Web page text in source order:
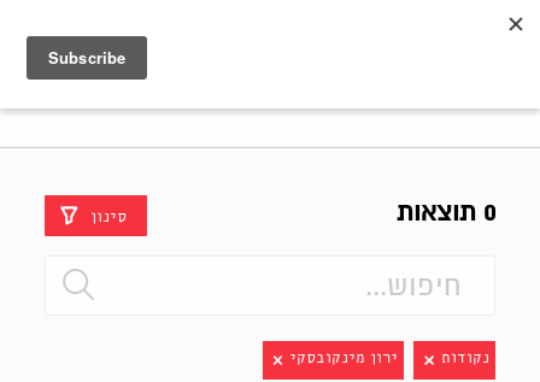
0 תוצאות סינון
נקודות ירון מינקובסקי